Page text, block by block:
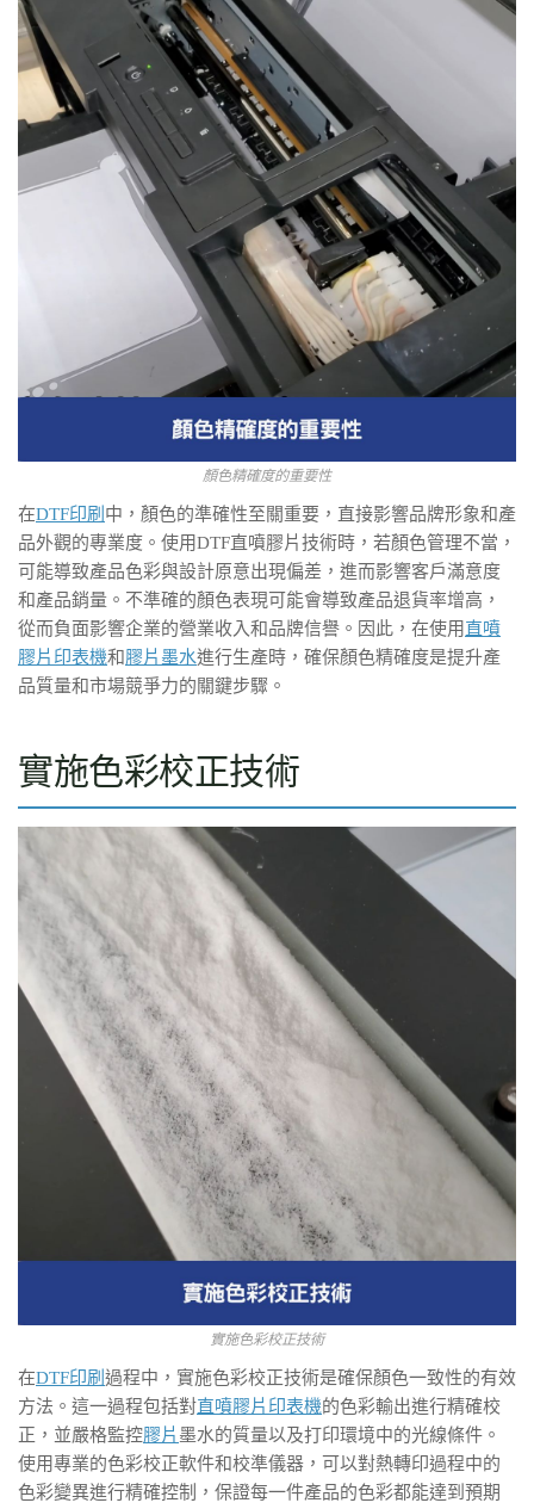
顏色精確度的重要性
在DTF印刷 中，顏色的準確性至關重要，直接影響品牌形象和產
品外觀的專業度。使用DTF直噴膠片技術時，若顏色管理不當，
可能導致產品色彩與設計原意出現偏差，進而影響客戶滿意度
和產品銷量。不準確的顏色表現可能會導致產品退貨率增高，
從而負面影響企業的營業收入和品牌信譽。因此，在使用直噴
膠片印表機和膠片墨水進行生產時，確保顏色精確度是提升產
品質量和市場競爭力的關鍵步驟。
實施色彩校正技術
實施色彩校正技術
在DTF印刷 過程中，實施色彩校正技術是確保顏色一致性的有效
方法。這一過程包括對直噴膠片印表機的色彩輸出進行精確校
正，並嚴格監控膠片 墨水的質量以及打印環境中的光線條件。
使用專業的色彩校正軟件和校準儀器，可以對熱轉印過程中的
色彩變異進行精確控制，保證每一件產品的色彩都能達到預期